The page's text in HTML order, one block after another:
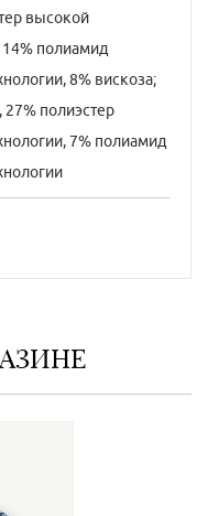
высокой
14% полиамид
8% вискоза;
27% полиэстер
7% полиамид